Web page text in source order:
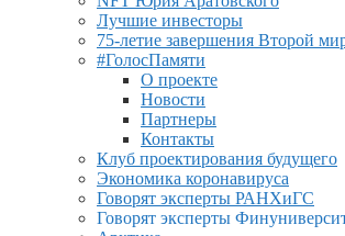
Лучшие инвесторы
75-летие завершения Второй
#ГолосПамяти
О проекте
Новости
Партнеры
Контакты
Клуб проектирования будущего
Экономика коронавируса
Говорят эксперты РАНХиГС
Говорят эксперты